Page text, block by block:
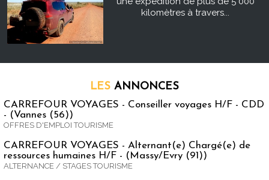
kilomètres à travers...
LES ANNONCES
CARREFOUR VOYAGES - Conseiller voyages H/F - CDD
- (Vannes (56))
OFFRES D'EMPLOI TOURISME
CARREFOUR VOYAGES - Alternant(e) Chargé(e) de
ressources humaines H/F - (Massy/Evry (91))
ALTERNANCE / STAGES TOURISME